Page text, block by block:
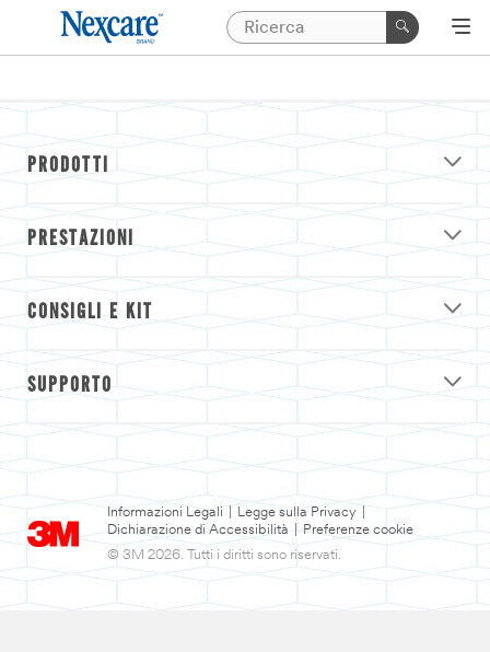
PRODOTTI
PRESTAZIONI
CONSIGLI E KIT
SUPPORTO
Informazioni Legali Legge sulla Privacy
Dichiarazione di Accessibilità
Preferenze cookie
© 3M 2026. Tutti i diritti sono riservati.